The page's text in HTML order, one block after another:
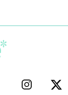
–
–